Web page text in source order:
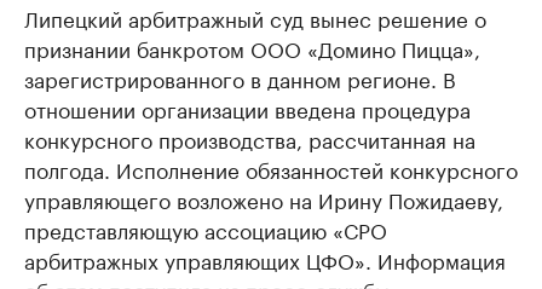
Липецкий арбитражный суд вынес решение о
признании банкротом ООО «Домино Пицца»,
зарегистрированного в данном регионе. В
отношении организации введена процедура
конкурсного производства, рассчитанная на
полгода. Исполнение обязанностей конкурсного
управляющего возложено на Ирину Пожидаеву,
представляющую ассоциацию «СРО
арбитражных управляющих ЦФО». Информация